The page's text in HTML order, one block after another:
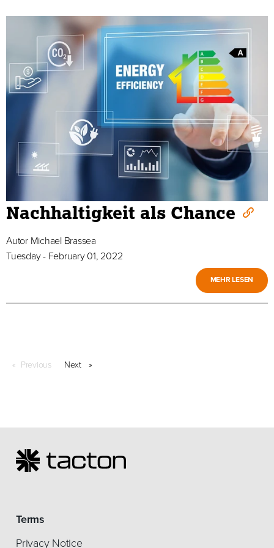
Nachhaltigkeit als Chance
Autor Michael Brassea
Tuesday - February 01, 2022
MEHR LESEN
PreviouspageNext page
Terms
Privacy Notice